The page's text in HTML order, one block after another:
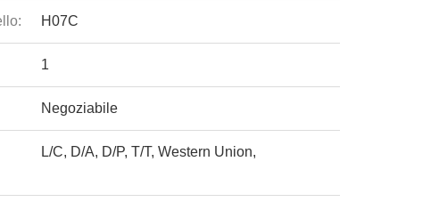
H07C
1
Negoziabile
L/C, D/A, D/P, T/T, Western Union,